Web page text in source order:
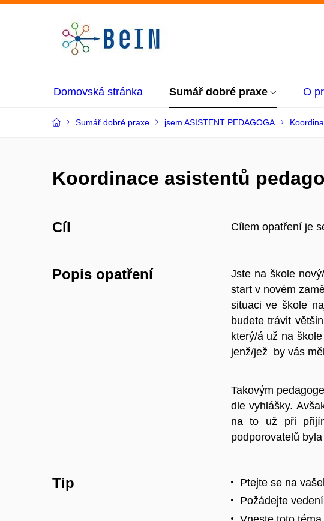
Domovská stránka Sumář dobré praxe O
Sumář dobré praxe jsem ASISTENT PEDAGOGA
Koordinace asistentů
Cíl Cílem opatření je
Popis opatření
Jste na škole
start v novém
situaci ve škole
budete trávit
který/á už na
jenž/jež by vás
Takovým
dle vyhlášky.
na to už při
podporovatelů
Tip
Ptejte se na
Požádejte